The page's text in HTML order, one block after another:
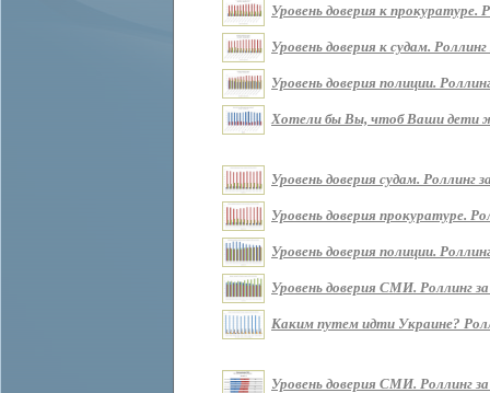
Уровень доверия к прокуратуре.
Уровень доверия к судам.
Уровень доверия полиции.
Хотели бы Вы, чтоб Ваши дети
Уровень доверия судам. Роллинг
Уровень доверия прокуратуре.
Уровень доверия полиции.
Уровень доверия СМИ. Роллинг
Каким путем идти Украине?
Уровень доверия СМИ. Роллинг